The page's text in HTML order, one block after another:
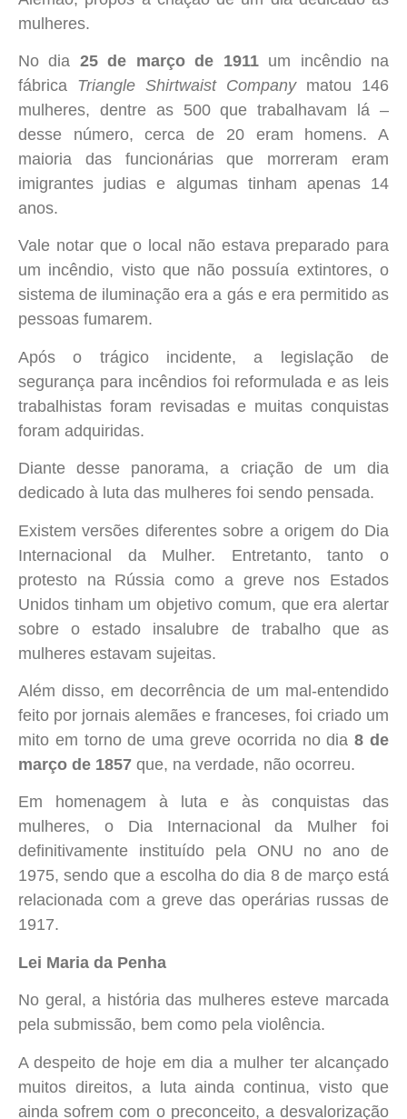
mulheres.
No dia 25 de março de 1911um incêndio na
fábrica Triangle Shirtwaist Companymatou 146
mulheres, dentre as 500 que trabalhavam lá –
desse número, cerca de 20 eram homens. A
maioria das funcionárias que morreram eram
imigrantes judias e algumas tinham apenas 14
anos.
Vale notar que o local não estava preparado para
um incêndio, visto que não possuía extintores, o
sistema de iluminação era a gás e era permitido as
pessoas fumarem.
Após o trágico incidente, a legislação de
segurança para incêndios foi reformulada e as leis
trabalhistas foram revisadas e muitas conquistas
foram adquiridas.
Diante desse panorama, a criação de um dia
dedicado à luta das mulheres foi sendo pensada.
Existem versões diferentes sobre a origem do Dia
Internacional da Mulher. Entretanto, tanto o
protesto na Rússia como a greve nos Estados
Unidos tinham um objetivo comum, que era alertar
sobre o estado insalubre de trabalho que as
mulheres estavam sujeitas.
Além disso, em decorrência de um mal-entendido
feito por jornais alemães e franceses, foi criado um
mito em torno de uma greve ocorrida no dia8 de
março de 1857 que, na verdade, não ocorreu.
Em homenagem à luta e às conquistas das
mulheres, o Dia Internacional da Mulher foi
definitivamente instituído pela ONU no ano de
1975, sendo que a escolha do dia 8 de março está
relacionada com a greve das operárias russas de
1917.
Lei Maria da Penha
No geral, a história das mulheres esteve marcada
pela submissão, bem como pela violência.
A despeito de hoje em dia a mulher ter alcançado
muitos direitos, a luta ainda continua, visto que
ainda sofrem com o preconceito, a desvalorização